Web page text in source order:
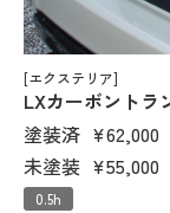
[エクステリア]
LXカーボントラ
塗装済 ¥62,000
未塗装 ¥55,000
0.5h